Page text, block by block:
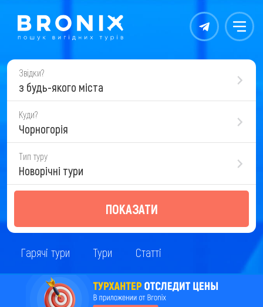
Контакты Меню
Звідки?
з будь-якого міста
Куди?
Чорногорія
Тип туру
Новорічні тури
ПОКАЗАТИ
Гарячі тури Тури Статті